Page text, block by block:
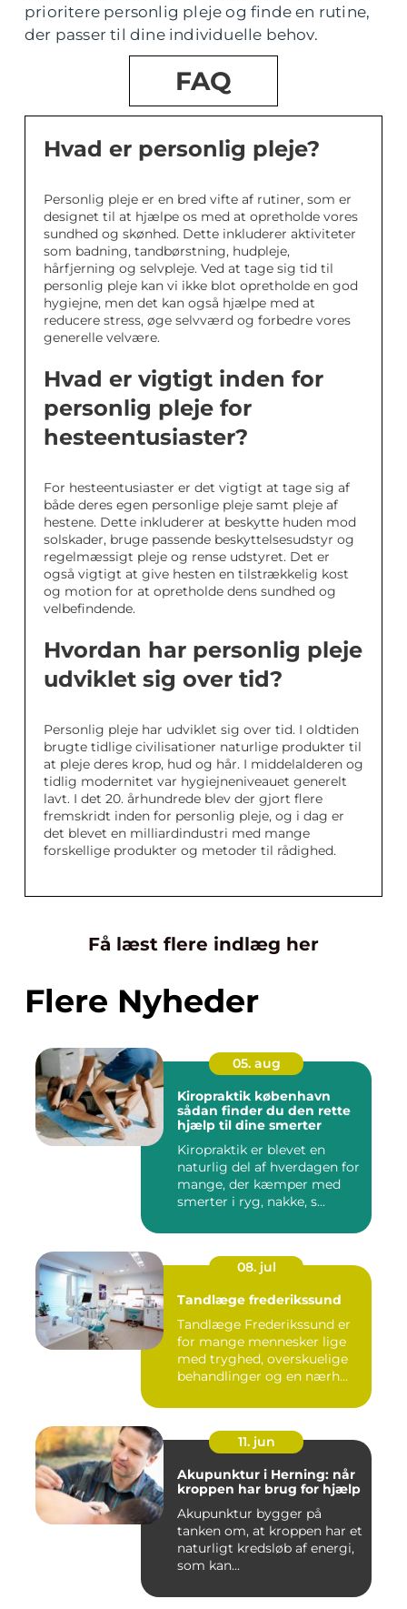
prioritere personlig pleje og finde en rutine,
der passer til dine individuelle behov.
FAQ
Hvad er personlig pleje?
Personlig pleje er en bred vifte af rutiner, som er
designet til at hjælpe os med at opretholde vores
sundhed og skønhed. Dette inkluderer aktiviteter
som badning, tandbørstning, hudpleje,
hårfjerning og selvpleje. Ved at tage sig tid til
personlig pleje kan vi ikke blot opretholde en god
hygiejne, men det kan også hjælpe med at
reducere stress, øge selvværd og forbedre vores
generelle velvære.
Hvad er vigtigt inden for
personlig pleje for
hesteentusiaster?
For hesteentusiaster er det vigtigt at tage sig af
både deres egen personlige pleje samt pleje af
hestene. Dette inkluderer at beskytte huden mod
solskader, bruge passende beskyttelsesudstyr og
regelmæssigt pleje og rense udstyret. Det er
også vigtigt at give hesten en tilstrækkelig kost
og motion for at opretholde dens sundhed og
velbefindende.
Hvordan har personlig pleje
udviklet sig over tid?
Personlig pleje har udviklet sig over tid. I oldtiden
brugte tidlige civilisationer naturlige produkter til
at pleje deres krop, hud og hår. I middelalderen og
tidlig modernitet var hygiejneniveauet generelt
lavt. I det 20. århundrede blev der gjort flere
fremskridt inden for personlig pleje, og i dag er
det blevet en milliardindustri med mange
forskellige produkter og metoder til rådighed.
Få læst flere indlæg her
Flere Nyheder
05. aug
Kiropraktik københavn
sådan finder du den rette
hjælp til dine smerter
Kiropraktik er blevet en
naturlig del af hverdagen for
mange, der kæmper med
smerter i ryg, nakke, s...
08. jul
Tandlæge frederikssund
Tandlæge Frederikssund er
for mange mennesker lige
med tryghed, overskuelige
behandlinger og en nærh...
11. jun
Akupunktur i Herning: når
kroppen har brug for hjælp
Akupunktur bygger på
tanken om, at kroppen har et
naturligt kredsløb af energi,
som kan...